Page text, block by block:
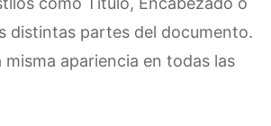
distintas partes del documento.
misma apariencia en todas las